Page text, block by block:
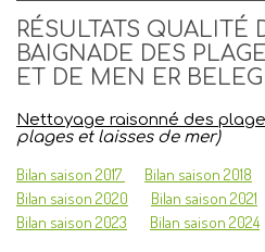
RÉSULTATS QUALITÉ
BAIGNADE DES
ET DE MEN ER BELEG
Nettoyage raisonné des
plages et laisses de mer)
Bilan saison 2017 Bilan saison 2018
Bilan saison 2020
Bilan saison 2021
Bilan saison 2023
Bilan saison 2024